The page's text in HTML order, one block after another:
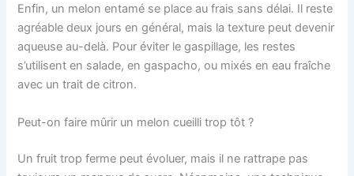
Enfin, un melon entamé se place au frais sans délai. Il reste
agréable deux jours en général, mais la texture peut devenir
aqueuse au-delà. Pour éviter le gaspillage, les restes
s’utilisent en salade, en gaspacho, ou mixés en eau fraîche
avec un trait de citron.
Peut-on faire mûrir un melon cueilli trop tôt ?
Un fruit trop ferme peut évoluer, mais il ne rattrape pas